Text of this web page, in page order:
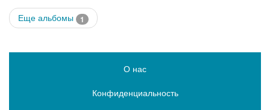
Еще альбомы 1
О нас
Конфиденциальность